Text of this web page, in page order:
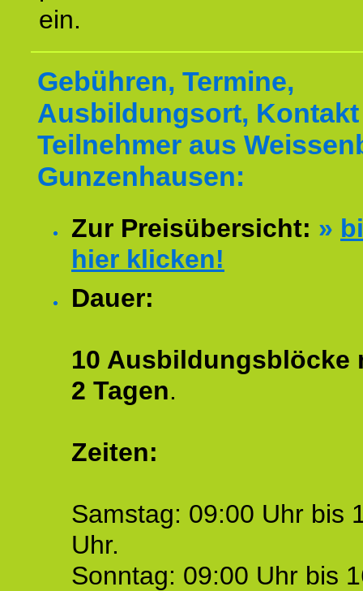
ein.
Gebühren, Termine,
Ausbildungsort,
Teilnehmer aus
Gunzenhausen:
Zur Preisübersicht: »
hier klicken!
Dauer:
10 Ausbildungsblöcke
2 Tagen.
Zeiten:
Samstag: 09:00 Uhr bis
Uhr.
Sonntag: 09:00 Uhr bis